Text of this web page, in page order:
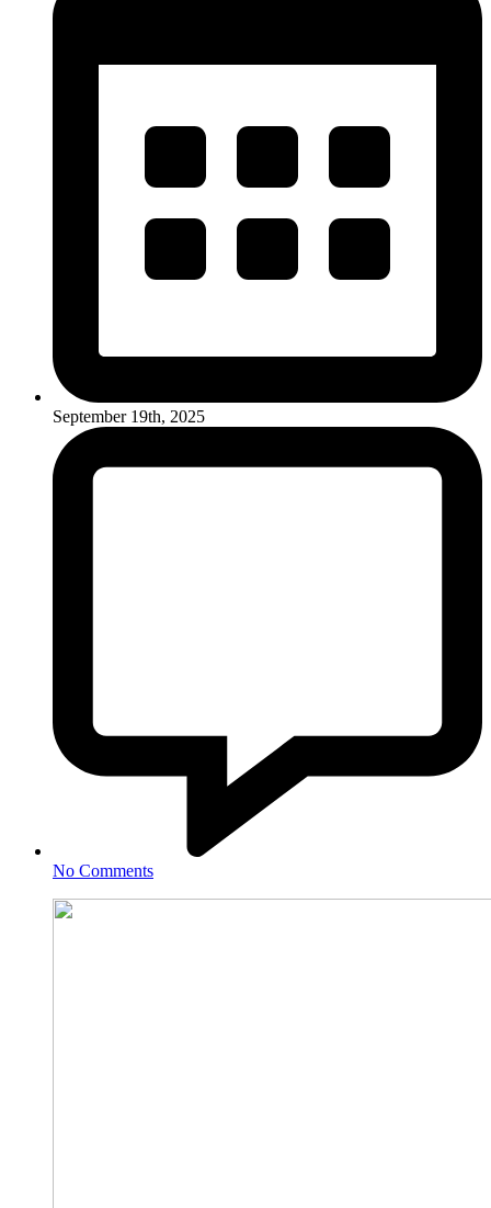
September 19th, 2025
No Comments